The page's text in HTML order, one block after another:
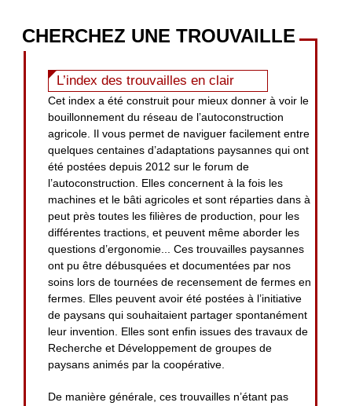
CHERCHEZ UNE TROUVAILLE
L’index des trouvailles en clair
Cet index a été construit pour mieux donner à voir le
bouillonnement du réseau de l’autoconstruction
agricole. Il vous permet de naviguer facilement entre
quelques centaines d’adaptations paysannes qui ont
été postées depuis 2012 sur le forum de
l’autoconstruction. Elles concernent à la fois les
machines et le bâti agricoles et sont réparties dans à
peut près toutes les filières de production, pour les
différentes tractions, et peuvent même aborder les
questions d’ergonomie... Ces trouvailles paysannes
ont pu être débusquées et documentées par nos
soins lors de tournées de recensement de fermes en
fermes. Elles peuvent avoir été postées à l’initiative
de paysans qui souhaitaient partager spontanément
leur invention. Elles sont enfin issues des travaux de
Recherche et Développement de groupes de
paysans animés par la coopérative.
De manière générale, ces trouvailles n’étant pas